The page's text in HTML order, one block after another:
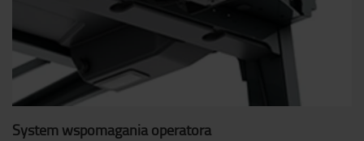
System wspomagania operatora